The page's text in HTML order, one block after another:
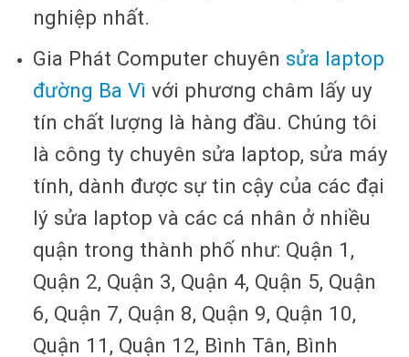
nghiệp nhất.
Gia Phát Computer chuyên sửa laptop
đường Ba Vì với phương châm lấy uy
tín chất lượng là hàng đầu. Chúng tôi
là công ty chuyên sửa laptop, sửa máy
tính, dành được sự tin cậy của các đại
lý sửa laptop và các cá nhân ở nhiều
quận trong thành phố như: Quận 1,
Quận 2, Quận 3, Quận 4, Quận 5, Quận
6, Quận 7, Quận 8, Quận 9, Quận 10,
Quận 11, Quận 12, Bình Tân, Bình